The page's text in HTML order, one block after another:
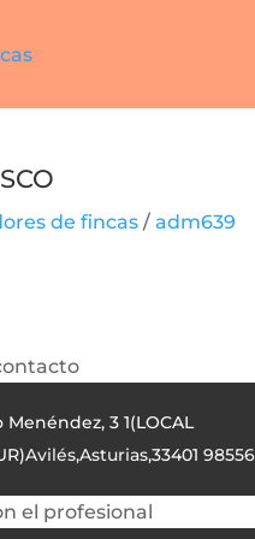
de fincas /adm639
Menéndez, 3 1(LOCAL
Avilés,Asturias,33401
el profesional